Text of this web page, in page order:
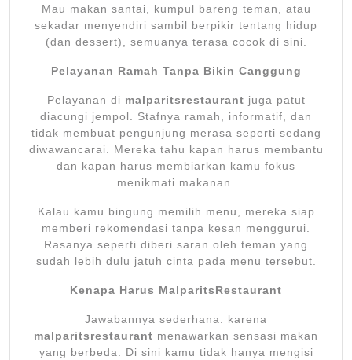
Mau makan santai, kumpul bareng teman, atau
sekadar menyendiri sambil berpikir tentang hidup
(dan dessert), semuanya terasa cocok di sini.
Pelayanan Ramah Tanpa Bikin Canggung
Pelayanan di malparitsrestaurant juga patut
diacungi jempol. Stafnya ramah, informatif, dan
tidak membuat pengunjung merasa seperti sedang
diwawancarai. Mereka tahu kapan harus membantu
dan kapan harus membiarkan kamu fokus
menikmati makanan.
Kalau kamu bingung memilih menu, mereka siap
memberi rekomendasi tanpa kesan menggurui.
Rasanya seperti diberi saran oleh teman yang
sudah lebih dulu jatuh cinta pada menu tersebut.
Kenapa Harus MalparitsRestaurant
Jawabannya sederhana: karena
malparitsrestaurant menawarkan sensasi makan
yang berbeda. Di sini kamu tidak hanya mengisi